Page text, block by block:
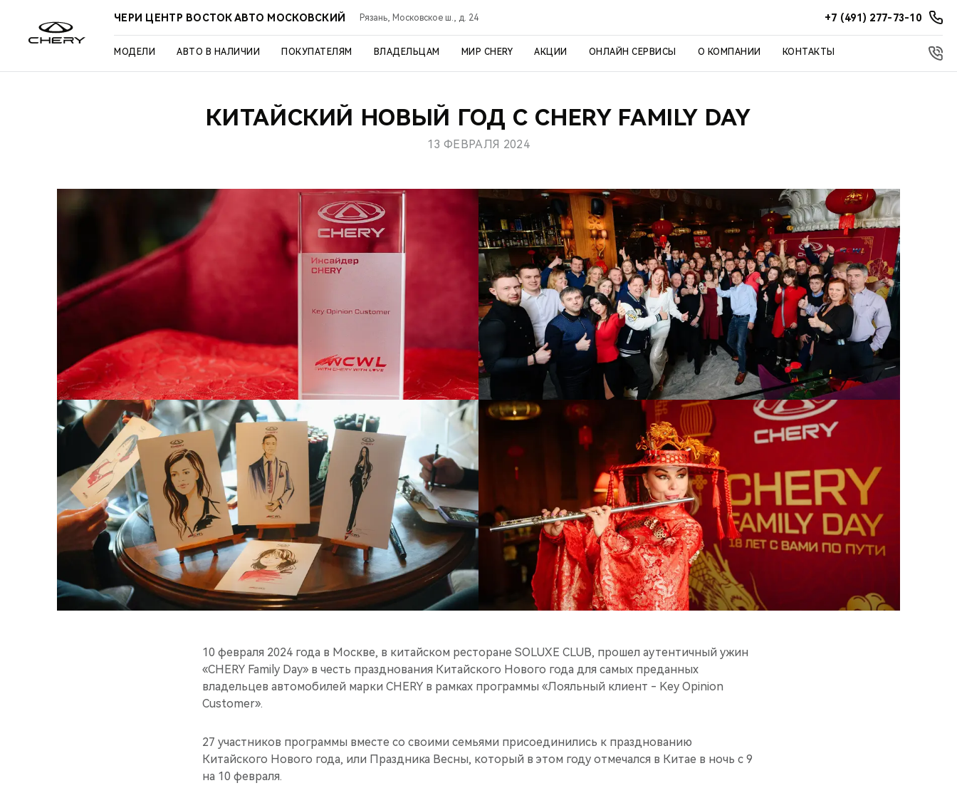
ЧЕРИ ЦЕНТР ВОСТОК АВТО МОСКОВСКИЙ Рязань, Московское ш., д. 24 +7 (491) 277-73-10
МОДЕЛИ АВТО В НАЛИЧИИ ПОКУПАТЕЛЯМ ВЛАДЕЛЬЦАМ МИР CHERY АКЦИИ ОНЛАЙН СЕРВИСЫ О КОМПАНИИ КОНТАКТЫ
КИТАЙСКИЙ НОВЫЙ ГОД С CHERY FAMILY DAY
13 ФЕВРАЛЯ 2024
10 февраля 2024 года в Москве, в китайском ресторане SOLUXE CLUB, прошел аутентичный ужин
«CHERY Family Day» в честь празднования Китайского Нового года для самых преданных
владельцев автомобилей марки CHERY в рамках программы «Лояльный клиент - Key Opinion
Customer».
27 участников программы вместе со своими семьями присоединились к празднованию
Китайского Нового года, или Праздника Весны, который в этом году отмечался в Китае в ночь с 9
на 10 февраля.